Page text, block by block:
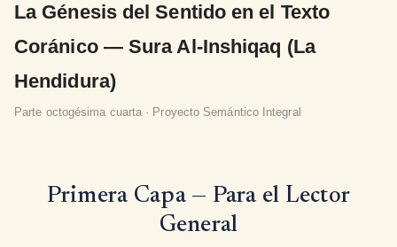
La Génesis del Sentido en el Texto
Coránico — Sura Al-Inshiqaq (La
Hendidura)
Parte octogésima cuarta · Proyecto Semántico Integral
Primera Capa — Para el Lector
General